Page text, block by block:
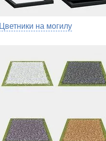
Цветники на могилу